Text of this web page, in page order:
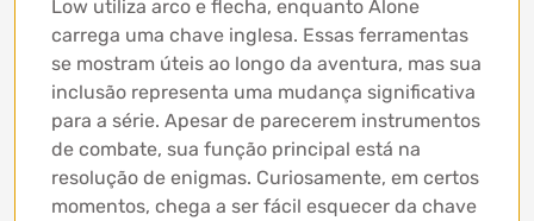
Low utiliza arco e flecha, enquanto Alone
carrega uma chave inglesa. Essas ferramentas
se mostram úteis ao longo da aventura, mas sua
inclusão representa uma mudança significativa
para a série. Apesar de parecerem instrumentos
de combate, sua função principal está na
resolução de enigmas. Curiosamente, em certos
momentos, chega a ser fácil esquecer da chave